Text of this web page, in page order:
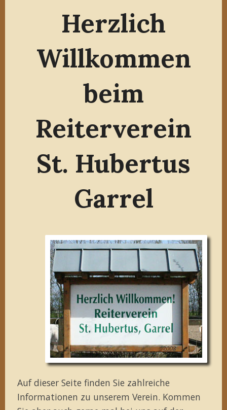
Herzlich
Willkommen
beim
Reiterverein
St. Hubertus
Garrel
Auf dieser Seite finden Sie zahlreiche
Informationen zu unserem Verein. Kommen